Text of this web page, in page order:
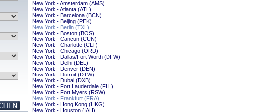
New York - Amsterdam (AMS)
New York - Atlanta (ATL)
New York - Barcelona (BCN)
New York - Beijing (PEK)
New York - Berlin (TXL)
New York - Boston (BOS)
New York - Cancun (CUN)
New York - Charlotte (CLT)
New York - Chicago (ORD)
New York - Dallas/Fort Worth (DFW)
New York - Delhi (DEL)
New York - Denver (DEN)
New York - Detroit (DTW)
New York - Dubai (DXB)
New York - Fort Lauderdale (FLL)
New York - Fort Myers (RSW)
New York - Frankfurt (FRA)
New York - Hong Kong (HKG)
New York - Houston (IAH)